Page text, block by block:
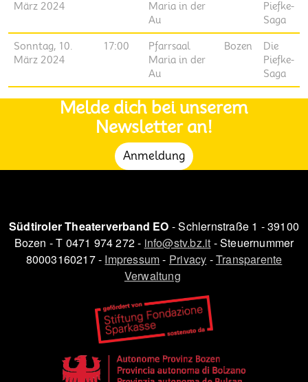
März 2024
Maria in der
Au
Piefke-
Saga
Sonntag, 10.
März 2024
17:00
Pfarrsaal
Maria in der
Au
Bozen
Die
Piefke-
Saga
Melde dich bei unserem
Newsletter an!
Anmeldung
Südtiroler Theaterverband EO - Schlernstraße 1 - 39100
Bozen - T 0471 974 272 - info@stv.bz.it - Steuernummer
80003160217 - Impressum- Privacy -Transparente
Verwaltung